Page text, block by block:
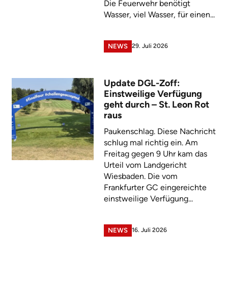
Die Feuerwehr benötigt
Wasser, viel Wasser, für einen...
NEWS 29. Juli 2026
Update DGL-Zoff:
Einstweilige Verfügung
geht durch – St. Leon Rot
raus
Paukenschlag. Diese Nachricht
schlug mal richtig ein. Am
Freitag gegen 9 Uhr kam das
Urteil vom Landgericht
Wiesbaden. Die vom
Frankfurter GC eingereichte
einstweilige Verfügung...
NEWS 16. Juli 2026